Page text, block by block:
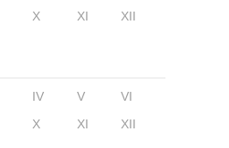
X XI XII
IV V
VI
X XI XII